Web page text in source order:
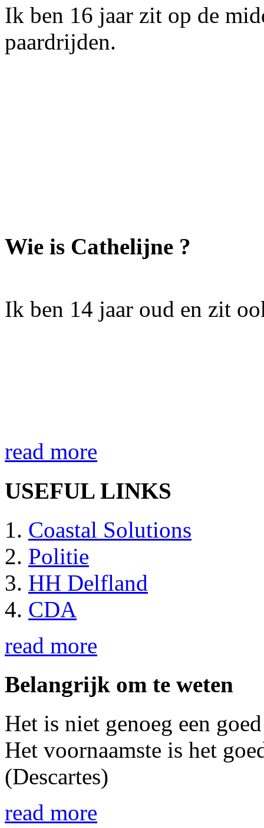
Ik ben 16 jaar zit op de
paardrijden.
Wie is Cathelijne ?
Ik ben 14 jaar oud en zit
read more
USEFUL LINKS
Coastal Solutions
Politie
HH Delfland
CDA
read more
Belangrijk om te weten
Het is niet genoeg een
Het voornaamste is het
(Descartes)
read more